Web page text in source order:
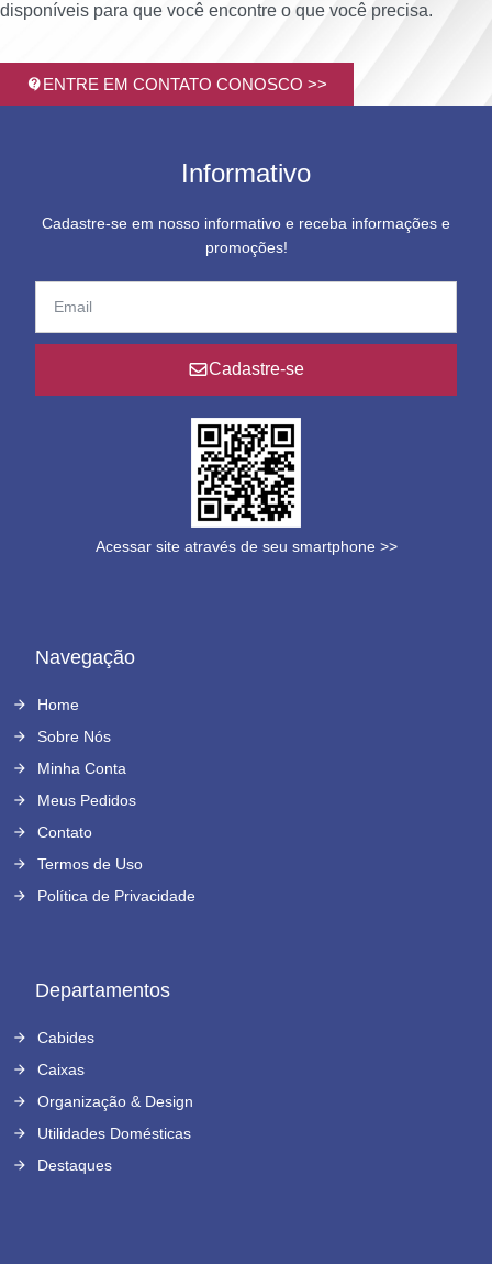
disponíveis para que você encontre o que você precisa.
ENTRE EM CONTATO CONOSCO >>
Informativo
Cadastre-se em nosso informativo e receba informações e
promoções!
Cadastre-se
Acessar site através de seu smartphone >>
Navegação
Home
Sobre Nós
Minha Conta
Meus Pedidos
Contato
Termos de Uso
Política de Privacidade
Departamentos
Cabides
Caixas
Organização & Design
Utilidades Domésticas
Destaques